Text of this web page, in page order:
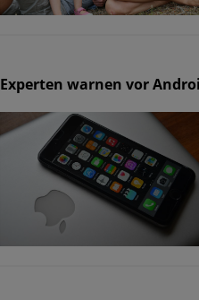
Experten warnen vor